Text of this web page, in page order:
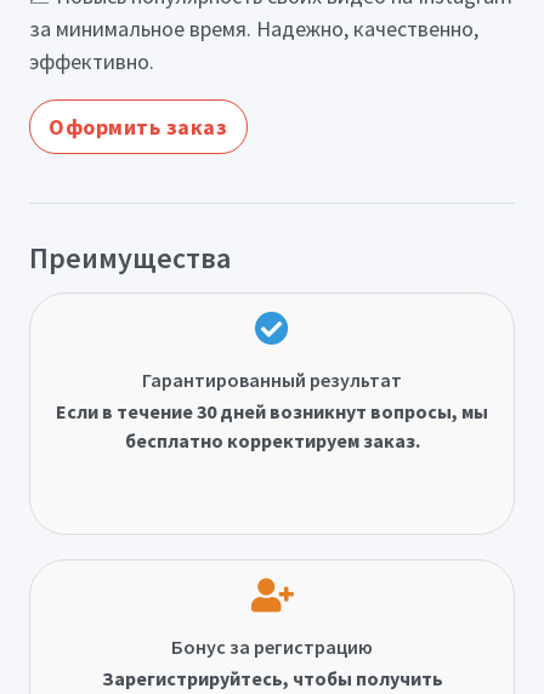
за минимальное время. Надежно, качественно,
эффективно.
Оформить заказ
Преимущества
Гарантированный результат
Если в течение 30 дней возникнут вопросы, мы
бесплатно корректируем заказ.
Бонус за регистрацию
Зарегистрируйтесь, чтобы получить